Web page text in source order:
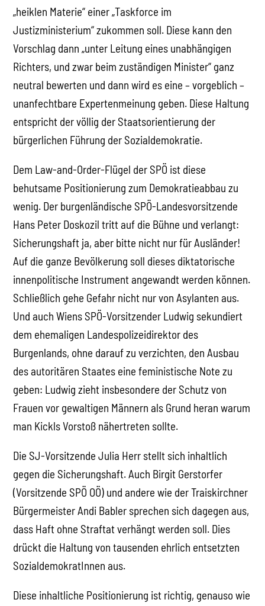
„heiklen Materie“ einer „Taskforce im
Justizministerium“ zukommen soll. Diese kann den
Vorschlag dann „unter Leitung eines unabhängigen
Richters, und zwar beim zuständigen Minister“ ganz
neutral bewerten und dann wird es eine – vorgeblich –
unanfechtbare Expertenmeinung geben. Diese Haltung
entspricht der völlig der Staatsorientierung der
bürgerlichen Führung der Sozialdemokratie.
Dem Law-and-Order-Flügel der SPÖ ist diese
behutsame Positionierung zum Demokratieabbau zu
wenig. Der burgenländische SPÖ-Landesvorsitzende
Hans Peter Doskozil tritt auf die Bühne und verlangt:
Sicherungshaft ja, aber bitte nicht nur für Ausländer!
Auf die ganze Bevölkerung soll dieses diktatorische
innenpolitische Instrument angewandt werden können.
Schließlich gehe Gefahr nicht nur von Asylanten aus.
Und auch Wiens SPÖ-Vorsitzender Ludwig sekundiert
dem ehemaligen Landespolizeidirektor des
Burgenlands, ohne darauf zu verzichten, den Ausbau
des autoritären Staates eine feministische Note zu
geben: Ludwig zieht insbesondere der Schutz von
Frauen vor gewaltigen Männern als Grund heran warum
man Kickls Vorstoß nähertreten sollte.
Die SJ-Vorsitzende Julia Herr stellt sich inhaltlich
gegen die Sicherungshaft. Auch Birgit Gerstorfer
(Vorsitzende SPÖ OÖ) und andere wie der Traiskirchner
Bürgermeister Andi Babler sprechen sich dagegen aus,
dass Haft ohne Straftat verhängt werden soll. Dies
drückt die Haltung von tausenden ehrlich entsetzten
SozialdemokratInnen aus.
Diese inhaltliche Positionierung ist richtig, genauso wie